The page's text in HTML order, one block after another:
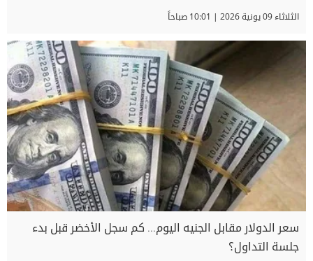
الثلاثاء 09 يونية 2026 | 10:01 صباحاً
سعر الدولار مقابل الجنيه اليوم... كم سجل الأخضر قبل بدء
جلسة التداول؟